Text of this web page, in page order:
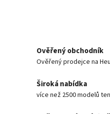
Ověřený obchodník
Ověřený prodejce na
Široká nabídka
více než 2500 modelů